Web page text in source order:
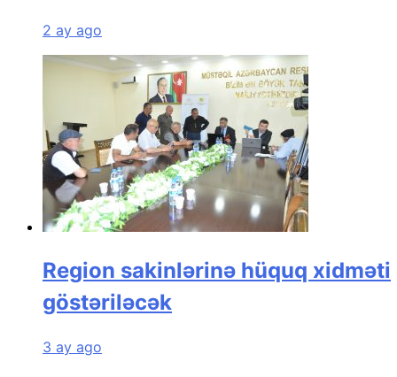
2 ay ago
Region sakinlərinə hüquq xidməti
göstəriləcək
3 ay ago